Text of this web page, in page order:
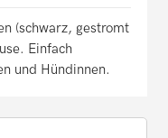
(schwarz, gestromt
Einfach
und Hündinnen.